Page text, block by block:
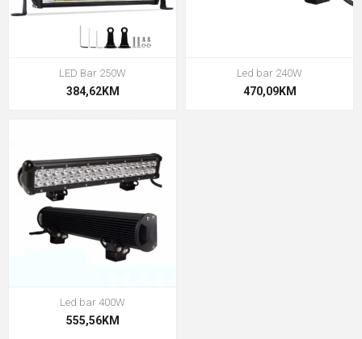
LED Bar 250W
384,62KM
Led bar 240W
470,09KM
Led bar 400W
555,56KM